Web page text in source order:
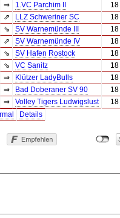
⇒ 1.VC Parchim II
18
⇗ LLZ Schweriner SC
18
⇘ SV Warnemünde III
18
⇗ SV Warnemünde IV
18
⇘ SV Hafen Rostock
18
⇘ VC Sanitz
18
⇒ Klützer LadyBulls
18
⇒ Bad Doberaner SV 90
18
⇒ Volley Tigers Ludwigslust
18
Details